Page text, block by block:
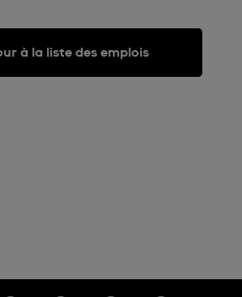
à la liste des emplois